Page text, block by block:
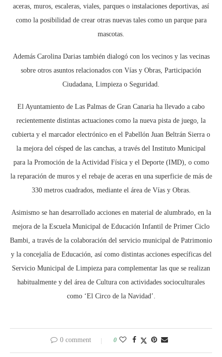
aceras, muros, escaleras, viales, parques o instalaciones deportivas, así
como la posibilidad de crear otras nuevas tales como un parque para
mascotas.
Además Carolina Darias también dialogó con los vecinos y las vecinas
sobre otros asuntos relacionados con Vías y Obras, Participación
Ciudadana, Limpieza o Seguridad.
El Ayuntamiento de Las Palmas de Gran Canaria ha llevado a cabo
recientemente distintas actuaciones como la nueva pista de juego, la
cubierta y el marcador electrónico en el Pabellón Juan Beltrán Sierra o
la mejora del césped de las canchas, a través del Instituto Municipal
para la Promoción de la Actividad Física y el Deporte (IMD), o como
la reparación de muros y el rebaje de aceras en una superficie de más de
330 metros cuadrados, mediante el área de Vías y Obras.
Asimismo se han desarrollado acciones en material de alumbrado, en la
mejora de la Escuela Municipal de Educación Infantil de Primer Ciclo
Bambi, a través de la colaboración del servicio municipal de Patrimonio
y la concejalía de Educación, así como distintas acciones específicas del
Servicio Municipal de Limpieza para complementar las que se realizan
habitualmente y del área de Cultura con actividades socioculturales
como ‘El Circo de la Navidad’.
0 comment 0